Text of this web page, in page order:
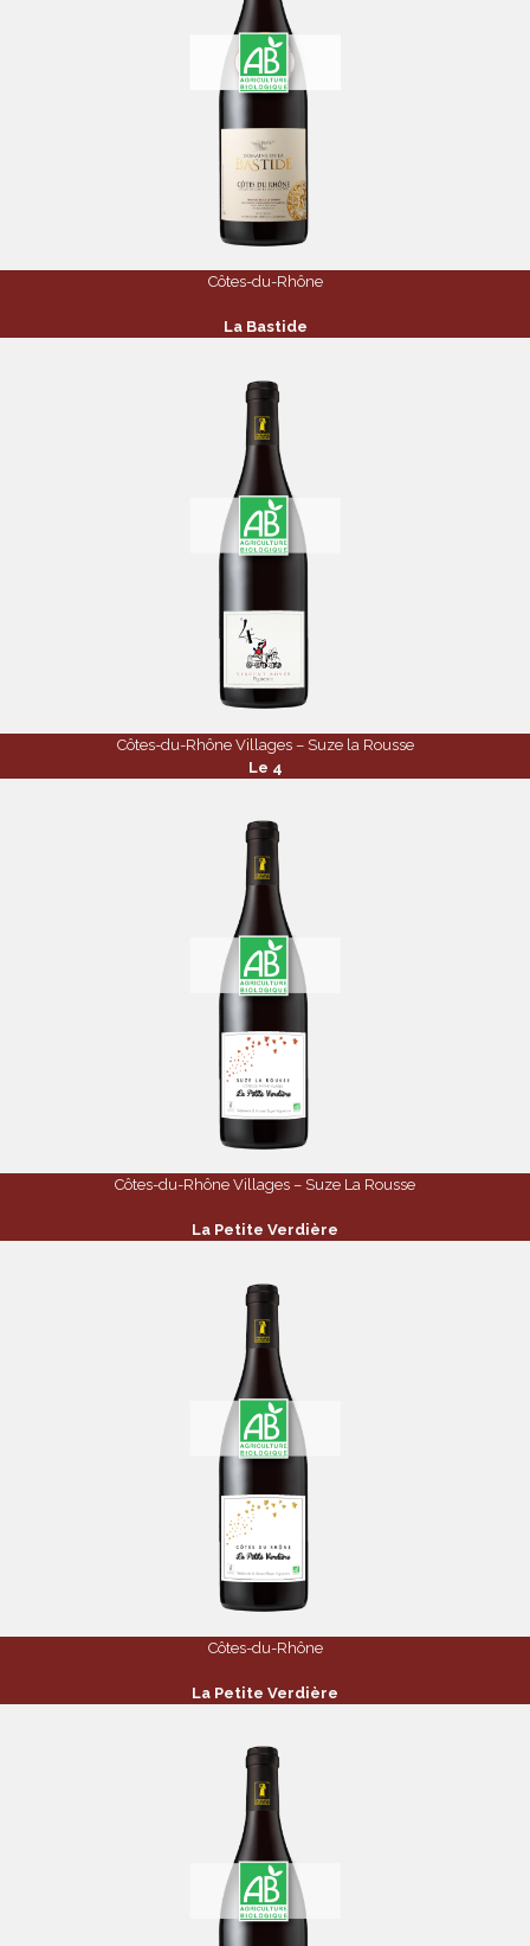
Côtes-du-Rhône
La Bastide
Côtes-du-Rhône Villages – Suze la Rousse
Le 4
Côtes-du-Rhône Villages – Suze La Rousse
La Petite Verdière
Côtes-du-Rhône
La Petite Verdière